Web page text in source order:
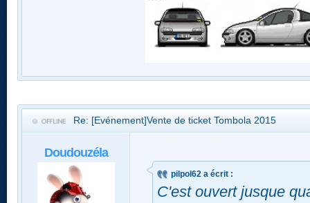
Re: [Evénement]Vente de ticket Tombola 2015
Doudouzéla
pilpol62 a écrit :
C'est ouvert jusque